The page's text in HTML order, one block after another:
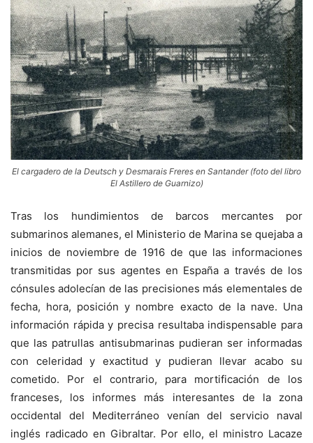
El cargadero de la Deutsch y Desmarais Freres en Santander (foto del libro
El Astillero de Guarnizo)
Tras los hundimientos de barcos mercantes por
submarinos alemanes, el Ministerio de Marina se quejaba a
inicios de noviembre de 1916 de que las informaciones
transmitidas por sus agentes en España a través de los
cónsules adolecían de las precisiones más elementales de
fecha, hora, posición y nombre exacto de la nave. Una
información rápida y precisa resultaba indispensable para
que las patrullas antisubmarinas pudieran ser informadas
con celeridad y exactitud y pudieran llevar acabo su
cometido. Por el contrario, para mortificación de los
franceses, los informes más interesantes de la zona
occidental del Mediterráneo venían del servicio naval
inglés radicado en Gibraltar. Por ello, el ministro Lacaze